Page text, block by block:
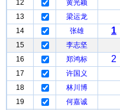
12
黄光颖
13
梁运龙
14
张雄 1
15
李志坚
16
郑鸿标 2
17
许国义
18
林川博
19
何嘉诚